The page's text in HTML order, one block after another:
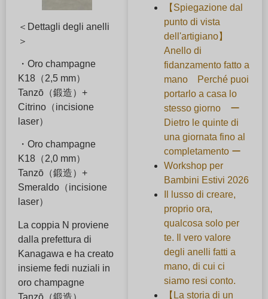
＜Dettagli degli anelli
＞
・Oro champagne
K18（2,5 mm）
Tanzō（鍛造）+
Citrino（incisione
laser）
・Oro champagne
K18（2,0 mm）
Tanzō（鍛造）+
Smeraldo（incisione
laser）
La coppia N proviene
dalla prefettura di
Kanagawa e ha creato
insieme fedi nuziali in
oro champagne
Tanzō（鍛造）
【Spiegazione dal
punto di vista
dell'artigiano】
Anello di
fidanzamento fatto a
mano Perché puoi
portarlo a casa lo
stesso giorno ー
Dietro le quinte di
una giornata fino al
completamento ー
Workshop per
Bambini Estivi 2026
Il lusso di creare,
proprio ora,
qualcosa solo per
te. Il vero valore
degli anelli fatti a
mano, di cui ci
siamo resi conto.
【La storia di un